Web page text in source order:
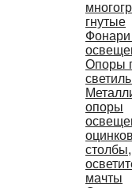
гнутые
Фонари
Опоры
опоры
столбы,
мачты